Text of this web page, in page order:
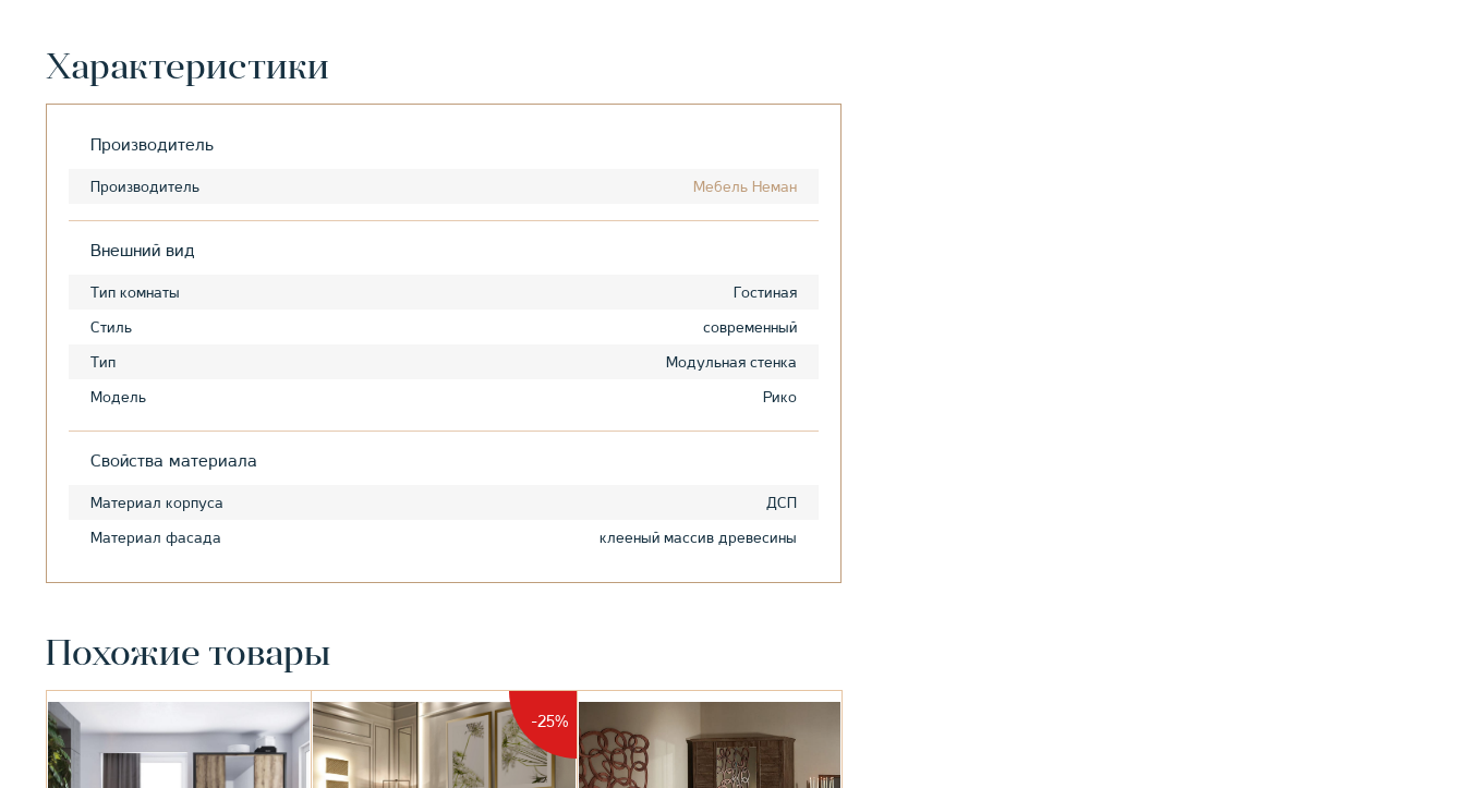
Характеристики
Производитель
Производитель Мебель Неман
Внешний вид
Тип комнаты
Гостиная
Стиль
современный
Тип
Модульная стенка
Модель
Рико
Свойства материала
Материал корпуса
ДСП
Материал фасада
клееный массив древесины
Похожие товары
-25%